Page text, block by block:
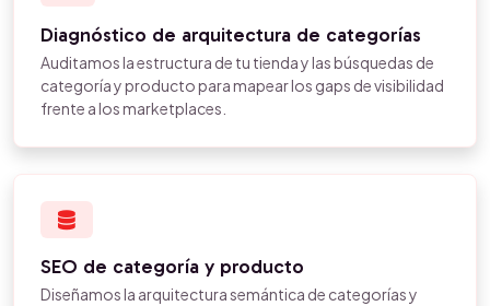
Diagnóstico de arquitectura de categorías
Auditamos la estructura de tu tienda y las búsquedas de
categoría y producto para mapear los gaps de visibilidad
frente a los marketplaces.
SEO de categoría y producto
Diseñamos la arquitectura semántica de categorías y